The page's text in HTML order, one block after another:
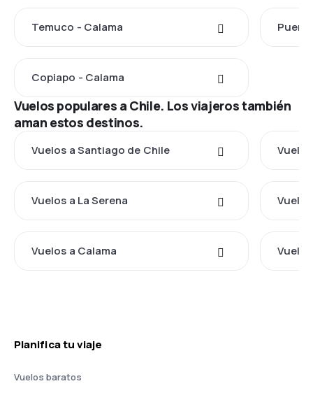
Temuco - Calama
Copiapo - Calama
Vuelos populares a Chile. Los viajeros también
aman estos destinos.
Vuelos a Santiago de Chile
Vuelos a La Serena
Vuelos a Calama
Planifica tu viaje
Vuelos baratos